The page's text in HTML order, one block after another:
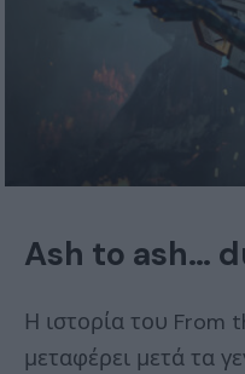
Ash to ash…
Η ιστορία του From
μεταφέρει μετά τα